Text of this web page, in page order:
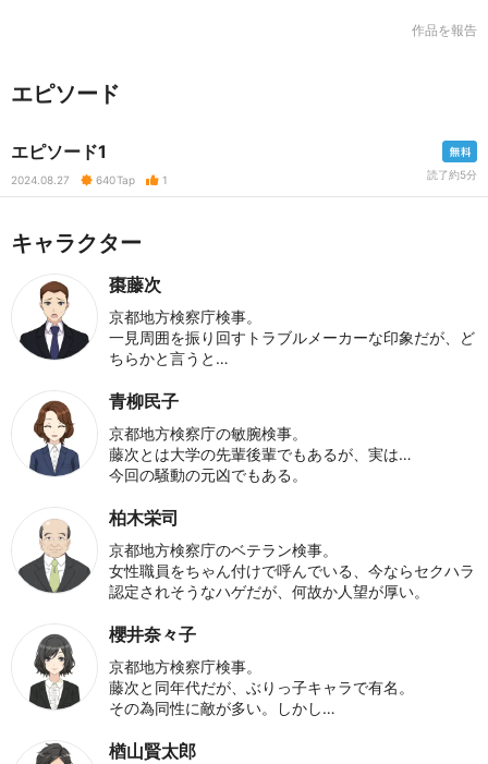
作品を報告
エピソード
エピソード1
2024.08.27 640Tap 1 読了約5分
キャラクター
棗藤次
京都地方検察庁検事。
一見周囲を振り回すトラブルメーカーな印象だが、ど
ちらかと言うと…
青柳民子
京都地方検察庁の敏腕検事。
藤次とは大学の先輩後輩でもあるが、実は…
今回の騒動の元凶でもある。
柏木栄司
京都地方検察庁のベテラン検事。
女性職員をちゃん付けで呼んでいる、今ならセクハラ
認定されそうなハゲだが、何故か人望が厚い。
櫻井奈々子
京都地方検察庁検事。
藤次と同年代だが、ぶりっ子キャラで有名。
その為同性に敵が多い。しかし…
楢山賢太郎